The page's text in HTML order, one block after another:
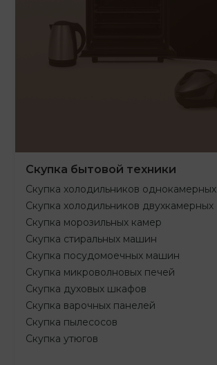
Скупка бытовой техники
Скупка холодильников однокамерных
Скупка холодильников двухкамерных
Скупка морозильных камер
Скупка стиральных машин
Скупка посудомоечных машин
Скупка микроволновых печей
Скупка духовых шкафов
Скупка варочных панелей
Скупка пылесосов
Скупка утюгов